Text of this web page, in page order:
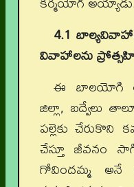
4.1
వివాహాలను
ఈ బాలయోగి
జిల్లా, బద్వేలు
పల్లెకు చేరుకొని
చేస్తూ జీవనం
గోవిందమ్మ అనే